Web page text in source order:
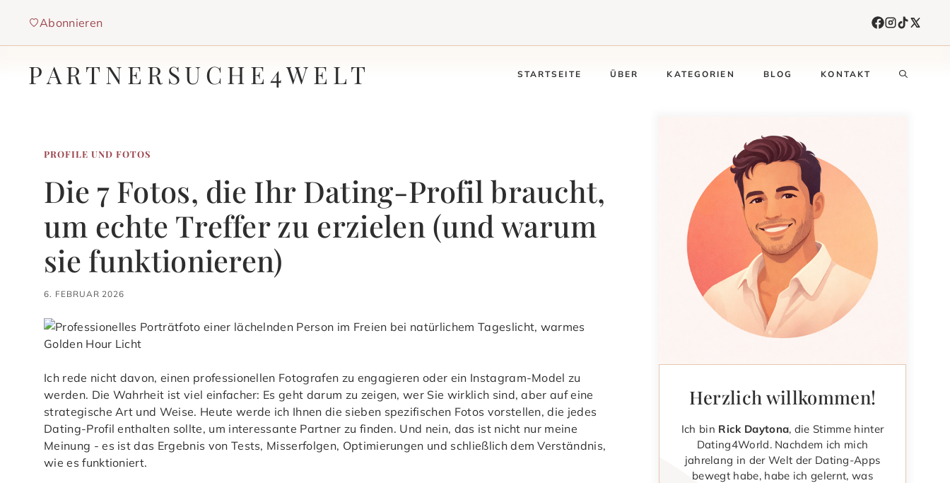
Inhalt
springen
Abonnieren
PARTNERSUCHE4WELT STARTSEITE ÜBER KATEGORIEN BLOG KONTAKT
PROFILE UND FOTOS
Die 7 Fotos, die Ihr Dating-Profil braucht,
um echte Treffer zu erzielen (und warum
sie funktionieren)
6. FEBRUAR 2026
Ich rede nicht davon, einen professionellen Fotografen zu engagieren oder ein Instagram-Model zu
werden. Die Wahrheit ist viel einfacher: Es geht darum zu zeigen, wer Sie wirklich sind, aber auf eine
strategische Art und Weise. Heute werde ich Ihnen die sieben spezifischen Fotos vorstellen, die jedes
Dating-Profil enthalten sollte, um interessante Partner zu finden. Und nein, das ist nicht nur meine
Meinung - es ist das Ergebnis von Tests, Misserfolgen, Optimierungen und schließlich dem Verständnis,
wie es funktioniert.
Herzlich willkommen!
Ich bin Rick Daytona, die Stimme hinter
Dating4World. Nachdem ich mich
jahrelang in der Welt der Dating-Apps
bewegt habe, habe ich gelernt, was